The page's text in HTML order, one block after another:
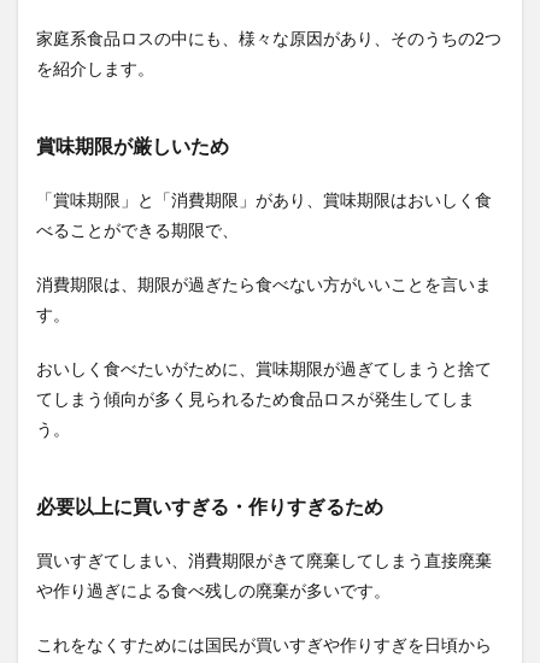
家庭系食品ロスの中にも、様々な原因があり、そのうちの2つ
を紹介します。
賞味期限が厳しいため
「賞味期限」と「消費期限」があり、賞味期限はおいしく食
べることができる期限で、
消費期限は、期限が過ぎたら食べない方がいいことを言いま
す。
おいしく食べたいがために、賞味期限が過ぎてしまうと捨て
てしまう傾向が多く見られるため食品ロスが発生してしま
う。
必要以上に買いすぎる・作りすぎるため
買いすぎてしまい、消費期限がきて廃棄してしまう直接廃棄
や作り過ぎによる食べ残しの廃棄が多いです。
これをなくすためには国民が買いすぎや作りすぎを日頃から